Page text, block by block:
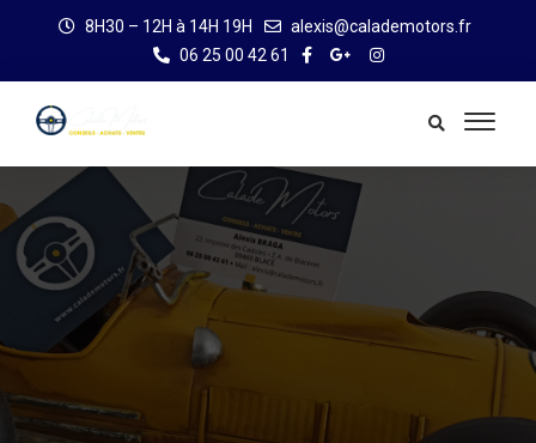
8H30 – 12H à 14H 19H
alexis@calademotors.fr
06 25 00 42 61